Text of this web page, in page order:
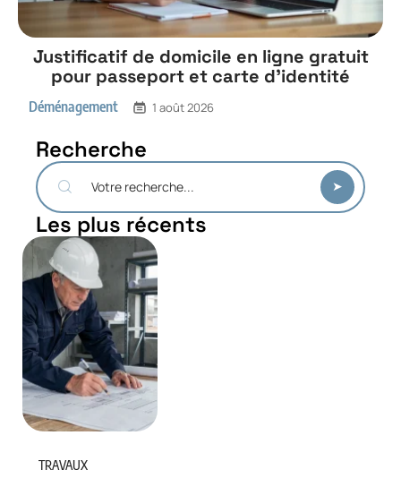
Justificatif de domicile en ligne gratuit
pour passeport et carte d’identité
Déménagement 1 août 2026
Recherche
Les plus récents
TRAVAUX